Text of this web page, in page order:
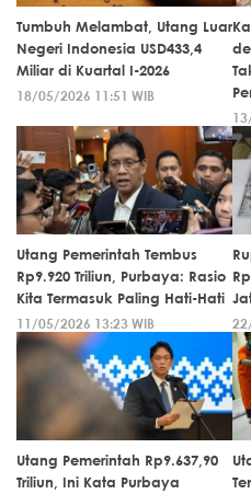
Tumbuh Melambat, Utang Luar
Negeri Indonesia USD433,4
Miliar di Kuartal I-2026
18/05/2026 11:51 WIB
Utang Pemerintah Tembus
Rp9.920 Triliun, Purbaya: Rasio
Kita Termasuk Paling Hati-Hati
11/05/2026 13:23 WIB
Utang Pemerintah Rp9.637,90
Triliun, Ini Kata Purbaya